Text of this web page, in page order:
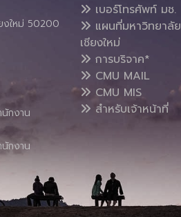
งใหม่ 50200
นักงาน
กงาน
เบอร์โทรศัพท์ มช.
แผนที่มหาวิทยาลัย
เชียงใหม่
การบริจาค*
CMU MAIL
CMU MIS
สำหรับเจ้าหน้าที่